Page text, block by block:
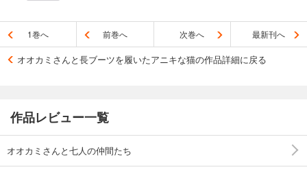
1巻へ 前巻へ 次巻へ 最新刊へ
オオカミさんと長ブーツを履いたアニキな猫の作品詳細に戻る
作品レビュー一覧
オオカミさんと七人の仲間たち